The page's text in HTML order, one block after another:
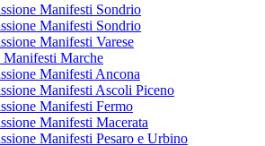
Manifesti Sondrio
Manifesti Sondrio
Manifesti Varese
Marche
Manifesti Ancona
Manifesti Ascoli Piceno
Manifesti Fermo
Manifesti Macerata
Manifesti Pesaro e Urbino